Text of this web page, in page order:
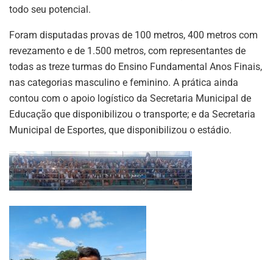
todo seu potencial.
Foram disputadas provas de 100 metros, 400 metros com
revezamento e de 1.500 metros, com representantes de
todas as treze turmas do Ensino Fundamental Anos Finais,
nas categorias masculino e feminino. A prática ainda
contou com o apoio logístico da Secretaria Municipal de
Educação que disponibilizou o transporte; e da Secretaria
Municipal de Esportes, que disponibilizou o estádio.